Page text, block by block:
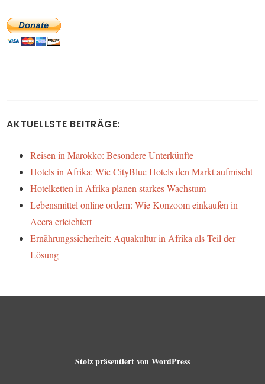
AKTUELLSTE BEITRÄGE:
Reisen in Marokko: Besondere Unterkünfte
Hotels in Afrika: Wie CityBlue Hotels den Markt aufmischt
Hotelketten in Afrika planen starkes Wachstum
Lebensmittel online ordern: Wie Konzoom einkaufen in
Accra erleichtert
Ernährungssicherheit: Aquakultur in Afrika als Teil der
Lösung
Stolz präsentiert von WordPress